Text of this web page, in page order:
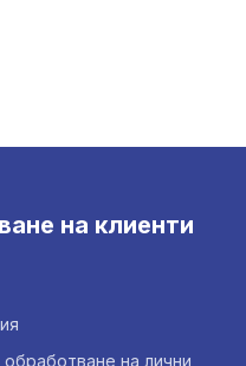
на клиенти
обработване на лични